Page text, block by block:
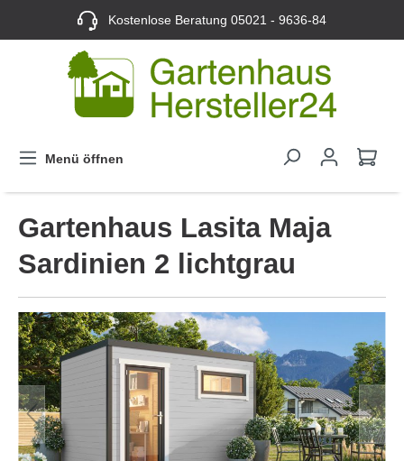
Kostenlose Beratung05021 - 9636-84
Menü öffnen
Gartenhaus Lasita Maja
Sardinien 2 lichtgrau